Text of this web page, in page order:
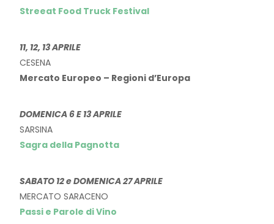
Streeat Food Truck Festival
11, 12, 13 APRILE
CESENA
Mercato Europeo – Regioni d’Europa
DOMENICA 6 E 13 APRILE
SARSINA
Sagra della Pagnotta
SABATO 12 e DOMENICA 27 APRILE
MERCATO SARACENO
Passi e Parole di Vino